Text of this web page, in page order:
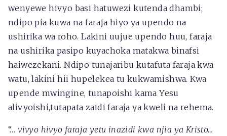
wenyewe hivyo basi hatuwezi kutenda dhambi;
ndipo pia kuwa na faraja hiyo ya upendo na
ushirika wa roho. Lakini uujue upendo huu, faraja
na ushirika pasipo kuyachoka matakwa binafsi
haiwezekani. Ndipo tunajaribu kutafuta faraja kwa
watu, lakini hii hupelekea tu kukwamishwa. Kwa
upende mwingine, tunapoishi kama Yesu
alivyoishi,tutapata zaidi faraja ya kweli na rehema.
“…vivyo hivyo faraja yetu inazidi kwa njia ya Kristo…